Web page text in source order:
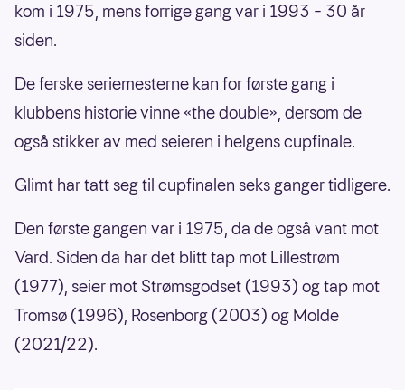
kom i 1975, mens forrige gang var i 1993 – 30 år
siden.
De ferske seriemesterne kan for første gang i
klubbens historie vinne «the double», dersom de
også stikker av med seieren i helgens cupfinale.
Glimt har tatt seg til cupfinalen seks ganger tidligere.
Den første gangen var i 1975, da de også vant mot
Vard. Siden da har det blitt tap mot Lillestrøm
(1977), seier mot Strømsgodset (1993) og tap mot
Tromsø (1996), Rosenborg (2003) og Molde
(2021/22).